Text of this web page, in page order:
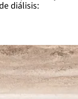
diálisis: